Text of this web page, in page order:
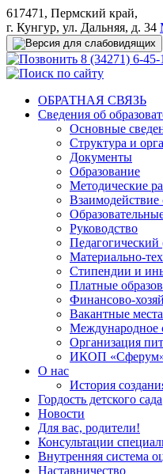
617471, Пермский край,
г. Кунгур, ул. Дальняя, д. 34
8 (34271) 6-45-
ОБРАТНАЯ СВЯЗЬ
Сведения об
Основные
Структура и
Документы
Образование
Методические
Взаимодействие
Руководство
Педагогический
Материально-
Стипендии и
Платные
Финансово-
Вакантные
Международное
Организация
ИКОП
О нас
История
Гордость детского сада
Новости
Для вас, родители!
Консультации
Внутренняя система
Наставничество